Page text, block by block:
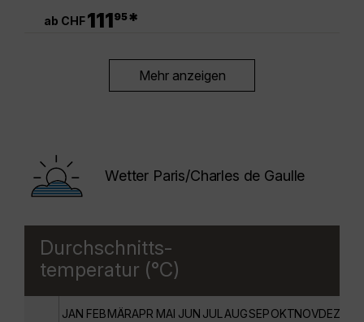
ab CHF11195*
Mehr anzeigen
Wetter Paris/Charles de Gaulle
Durchschnitts-
temperatur (°C)
JAN FEBMÄRAPR MAI JUN JUL AUGSEPOKTNOVDEZ